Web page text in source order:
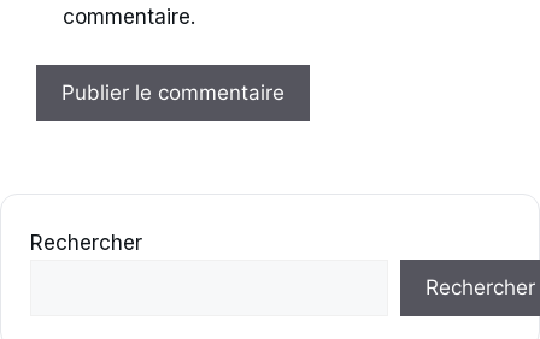
commentaire.
Rechercher
Rechercher